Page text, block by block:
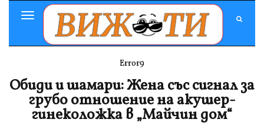
Toggle
Navigation
Error9
Обиди и шамари: Жена със сигнал за
грубо отношение на акушер-
гинеколожка в „Майчин дом“